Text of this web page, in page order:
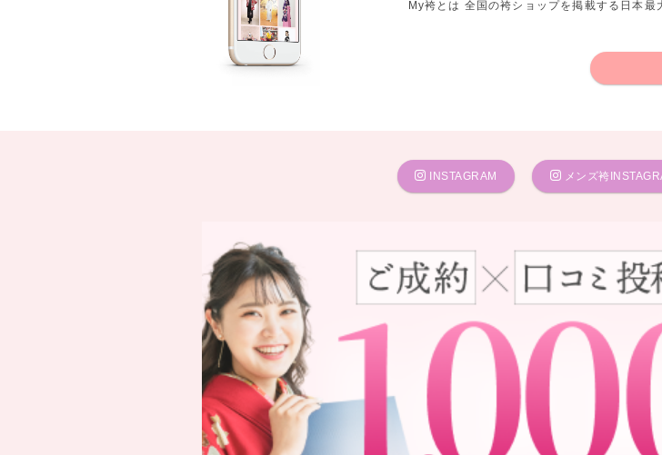
My袴とは 全国の袴ショップを掲載する日本
INSTAGRAM メンズ袴